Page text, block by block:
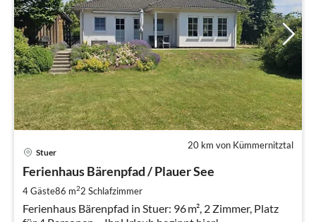
20 km von Kümmernitztal
Stuer
Ferienhaus Bärenpfad / Plauer See
4 Gäste86 m22 Schlafzimmer
Ferienhaus Bärenpfad in Stuer: 96 m², 2 Zimmer, Platz